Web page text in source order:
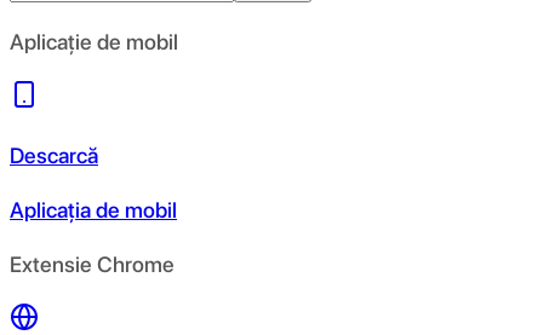
Aplicație de mobil
Descarcă
Aplicația de mobil
Extensie Chrome